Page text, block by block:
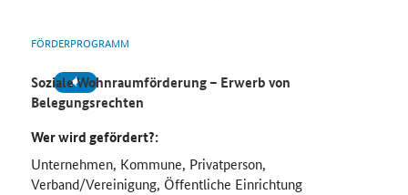
FÖRDERPROGRAMM
Soziale Wohnraumförderung – Erwerb von
Belegungsrechten
Wer wird gefördert?:
Unternehmen, Kommune, Privatperson,
Verband/Vereinigung, Öffentliche Einrichtung